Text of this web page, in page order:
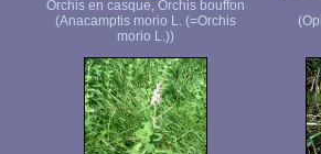
Orchis en casque, Orchis bouffon
(Anacamptis morio L. (=Orchis
morio L.))